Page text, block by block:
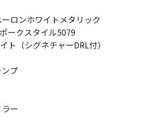
ロンホワイトメタリック
ークスタイル5079
ト（シグネチャーDRL付）
プ
ー